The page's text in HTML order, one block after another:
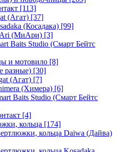
[113]
(Агат) [37]
(Косадака) [99]
(МиАри) [3]
Baits Studio (Смарт Бейтс
и мотовило [8]
разные) [30]
(Агат) [7]
(Химера) [6]
Baits Studio (Смарт Бейтс
[4]
кольца [174]
кольца Daiwa (Дайва)